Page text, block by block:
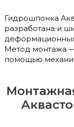
Гидрошпонка
разработана и
Метод монтажа
помощью